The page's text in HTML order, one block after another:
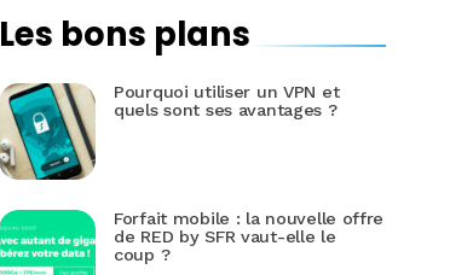
Les bons plans
Pourquoi utiliser un VPN et
quels sont ses avantages ?
Forfait mobile : la nouvelle offre
de RED by SFR vaut-elle le
coup ?